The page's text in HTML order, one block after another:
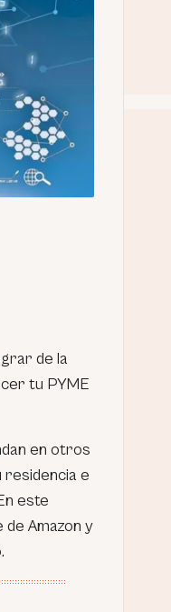
de la
tu PYME
en otros
residencia e
este
Amazon y